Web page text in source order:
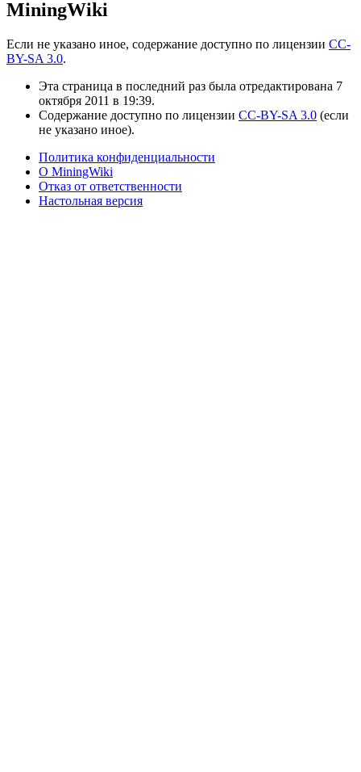
MiningWiki
Если не указано иное, содержание доступно по лицензии CC-
BY-SA 3.0.
Эта страница в последний раз была отредактирована 7
октября 2011 в 19:39.
Содержание доступно по лицензии CC-BY-SA 3.0 (если
не указано иное).
Политика конфиденциальности
О MiningWiki
Отказ от ответственности
Настольная версия